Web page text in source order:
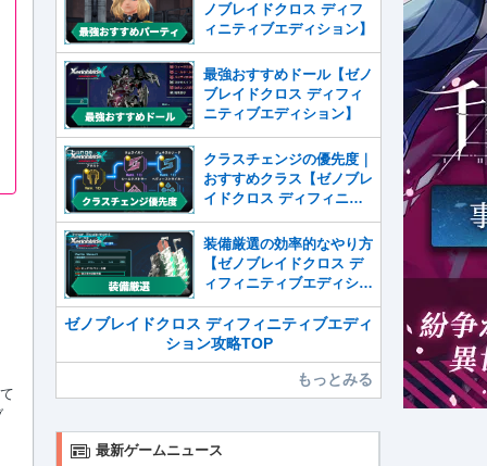
ノブレイドクロス ディフ
ィニティブエディション】
最強おすすめドール【ゼノ
ブレイドクロス ディフィ
ニティブエディション】
クラスチェンジの優先度｜
おすすめクラス【ゼノブレ
イドクロス ディフィニテ
ィブエディション】
装備厳選の効率的なやり方
【ゼノブレイドクロス デ
ィフィニティブエディショ
ン】
ゼノブレイドクロス ディフィニティブエディ
ション攻略TOP
もっとみる
最新ゲームニュース